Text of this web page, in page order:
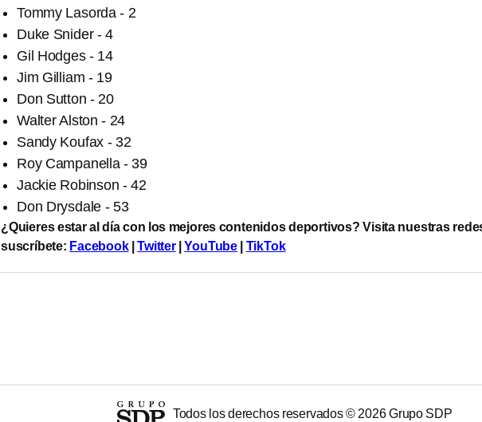
Tommy Lasorda - 2
Duke Snider - 4
Gil Hodges - 14
Jim Gilliam - 19
Don Sutton - 20
Walter Alston - 24
Sandy Koufax - 32
Roy Campanella - 39
Jackie Robinson - 42
Don Drysdale - 53
¿Quieres estar al día con los mejores contenidos deportivos? Visita nuestras
suscríbete: Facebook|Twitter|YouTube TikTok
Todos los derechos reservados © 2026Grupo SDP